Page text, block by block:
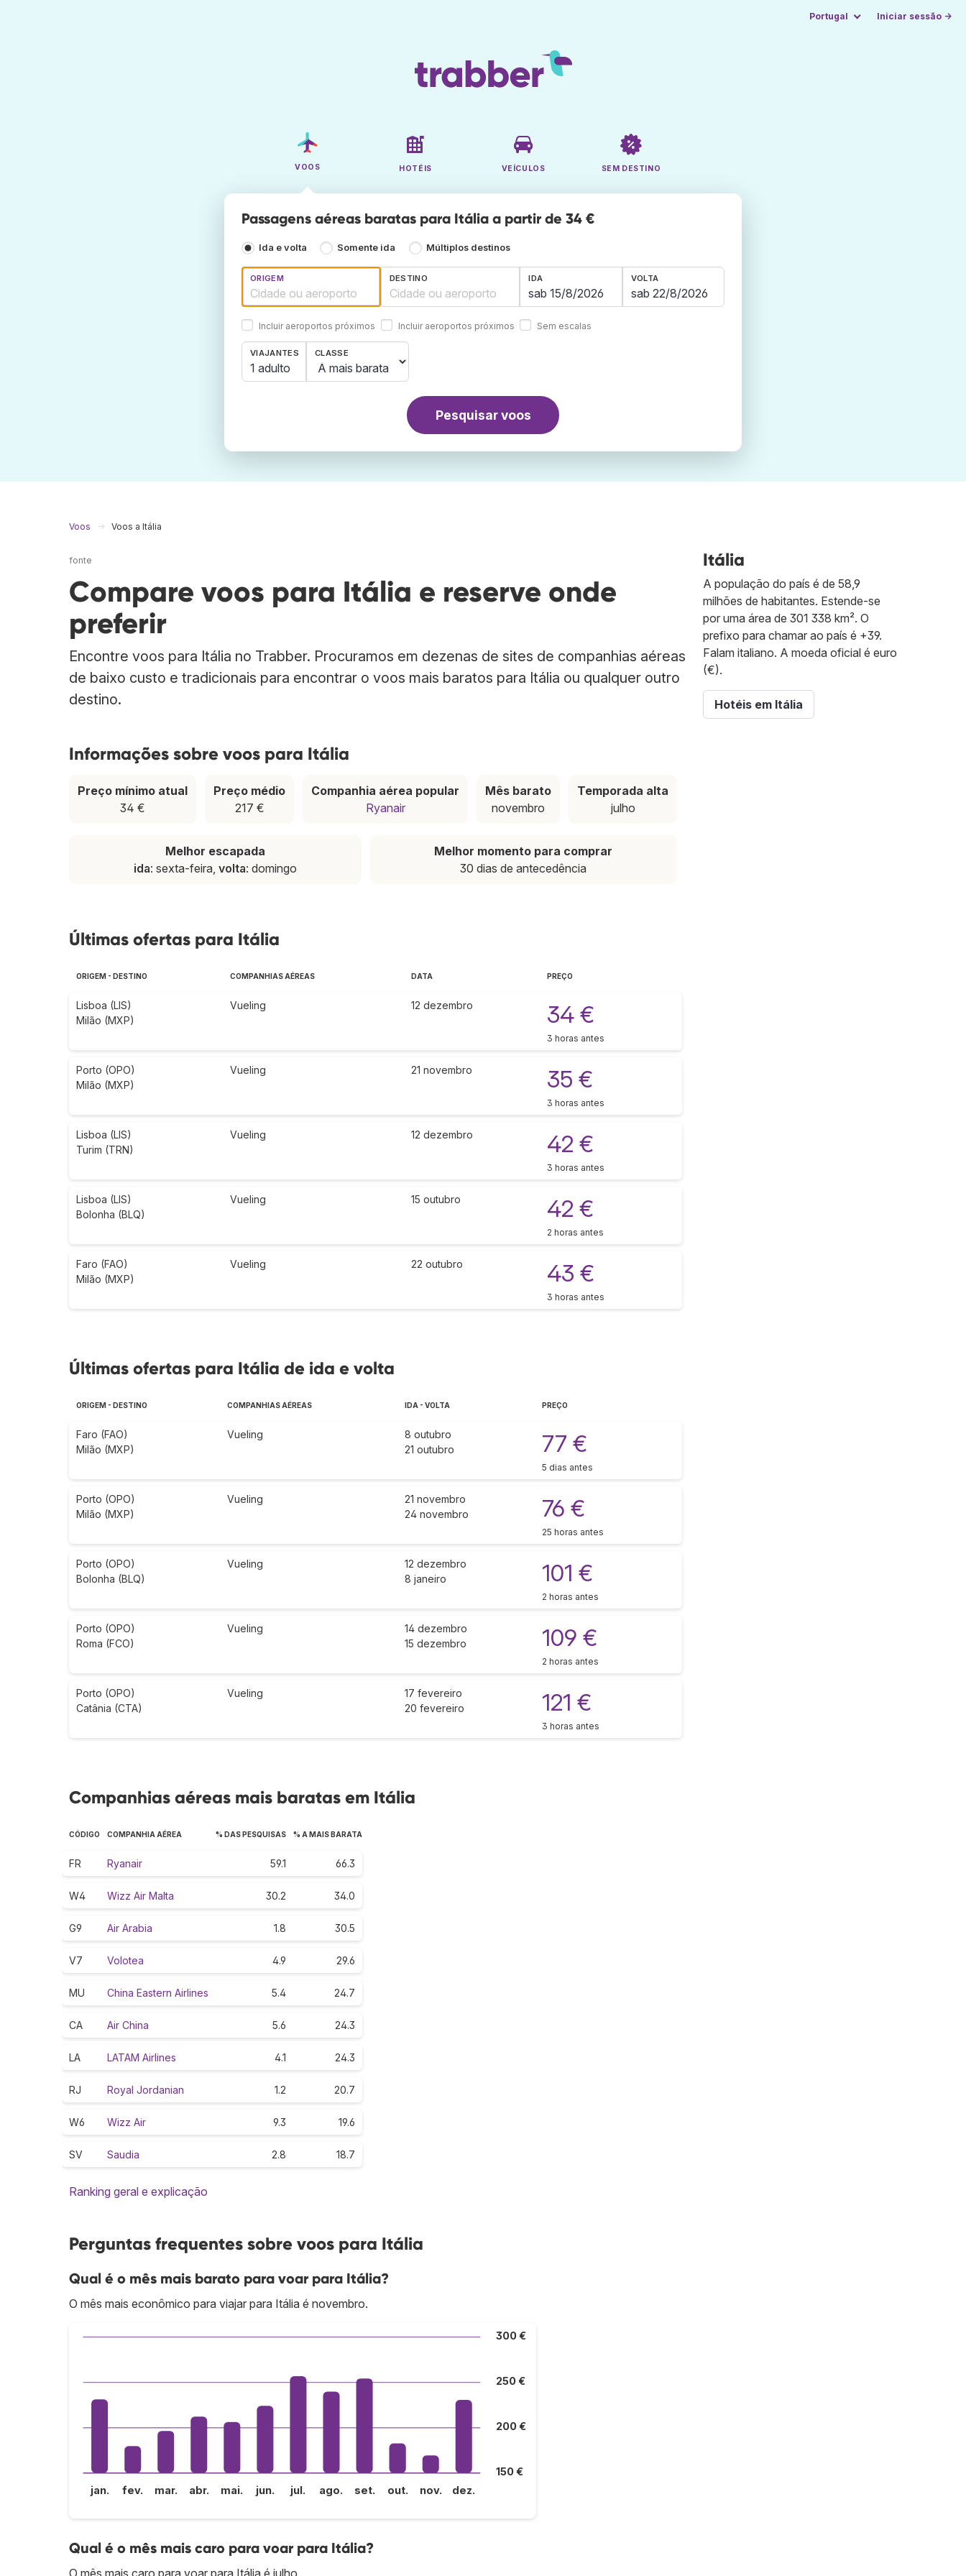
Portugal Iniciar sessão →
VOOS HOTÉIS VEÍCULOS SEM DESTINO
Passagens aéreas baratas para Itália a partir de 34 €
Ida e volta Somente ida Múltiplos destinos
ORIGEM
Incluir aeroportos próximos
DESTINO
Incluir aeroportos próximos
IDA VOLTA
Sem escalas
VIAJANTES
1 adulto
CLASSE
Pesquisar voos
Voos Voos a Itália
fonte
Compare voos para Itália e reserve onde
preferir
Encontre voos para Itália no Trabber. Procuramos em dezenas de sites de companhias aéreas
de baixo custo e tradicionais para encontrar o voos mais baratos para Itália ou qualquer outro
destino.
Informações sobre voos para Itália
Preço mínimo atual
34 €
Preço médio
217 €
Companhia aérea popular
Ryanair
Mês barato
novembro
Temporada alta
julho
Melhor escapada
ida: sexta-feira, volta: domingo
Melhor momento para comprar
30 dias de antecedência
Últimas ofertas para Itália
ORIGEM - DESTINO COMPANHIAS AÉREAS DATA PREÇO
Lisboa (LIS)
Milão (MXP)
Vueling 12 dezembro 34 €
3 horas antes
Porto (OPO)
Milão (MXP)
Vueling 21 novembro 35 €
3 horas antes
Lisboa (LIS)
Turim (TRN)
Vueling 12 dezembro 42 €
3 horas antes
Lisboa (LIS)
Bolonha (BLQ)
Vueling 15 outubro 42 €
2 horas antes
Faro (FAO)
Milão (MXP)
Vueling 22 outubro 43 €
3 horas antes
Últimas ofertas para Itália de ida e volta
ORIGEM - DESTINO COMPANHIAS AÉREAS IDA - VOLTA PREÇO
Faro (FAO)
Milão (MXP)
Vueling
8 outubro
21 outubro
77 €
5 dias antes
Porto (OPO)
Milão (MXP)
Vueling
21 novembro
24 novembro
76 €
25 horas antes
Porto (OPO)
Bolonha (BLQ)
Vueling
12 dezembro
8 janeiro
101 €
2 horas antes
Porto (OPO)
Roma (FCO)
Vueling
14 dezembro
15 dezembro
109 €
2 horas antes
Porto (OPO)
Catânia (CTA)
Vueling
17 fevereiro
20 fevereiro
121 €
3 horas antes
Companhias aéreas mais baratas em Itália
CÓDIGO COMPANHIA AÉREA % DAS PESQUISAS % A MAIS BARATA
FR Ryanair 59.1 66.3
W4 Wizz Air Malta 30.2 34.0
G9 Air Arabia 1.8 30.5
V7 Volotea 4.9 29.6
MU China Eastern Airlines 5.4 24.7
CA Air China 5.6 24.3
LA LATAM Airlines 4.1 24.3
RJ Royal Jordanian 1.2 20.7
W6 Wizz Air 9.3 19.6
SV Saudia 2.8 18.7
Ranking geral e explicação
Perguntas frequentes sobre voos para Itália
Qual é o mês mais barato para voar para Itália?
O mês mais econômico para viajar para Itália é novembro.
150 €
200 €
250 €
300 €
jan. fev. mar. abr. mai. jun. jul. ago. set. out. nov. dez.
Qual é o mês mais caro para voar para Itália?
Itália
A população do país é de 58,9
milhões de habitantes. Estende-se
por uma área de 301 338 km². O
prefixo para chamar ao país é +39.
Falam italiano. A moeda oficial é euro
(€).
Hotéis em Itália